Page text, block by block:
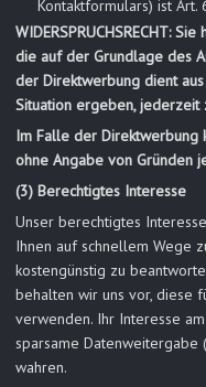
Kontaktformulars) ist Art.
WIDERSPRUCHSRECHT:
die auf der Grundlage des
der Direktwerbung dient
Situation ergeben, jederzeit
Im Falle der Direktwerbung
ohne Angabe von Gründen
(3) Berechtigtes Interesse
Unser berechtigtes
Ihnen auf schnellem Wege
kostengünstig zu
behalten wir uns vor, diese
verwenden. Ihr Interesse
sparsame Datenweitergabe
wahren.